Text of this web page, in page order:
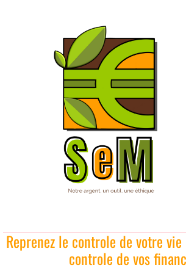
Reprenez le controle de votre
controle de vos